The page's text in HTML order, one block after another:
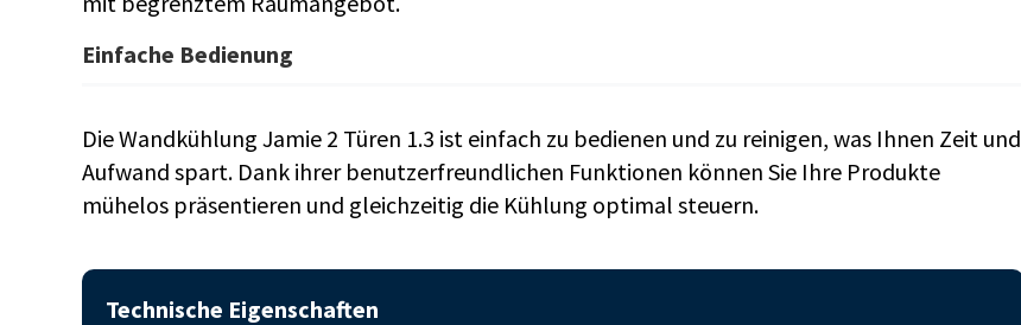
Einfache Bedienung
Die Wandkühlung Jamie 2 Türen 1.3 ist einfach zu bedienen und zu reinigen, was Ihnen Zeit und
Aufwand spart. Dank ihrer benutzerfreundlichen Funktionen können Sie Ihre Produkte
mühelos präsentieren und gleichzeitig die Kühlung optimal steuern.
Technische Eigenschaften